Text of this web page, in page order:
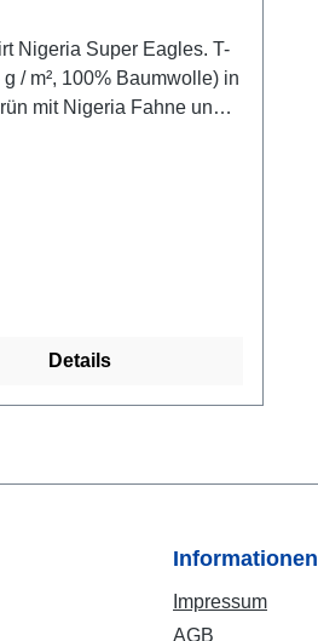
Nigeria Super Eagles. T-
/ m², 100% Baumwolle) in
mit Nigeria Fahne und
Preis:
Details
Informationen
Impressum
AGB